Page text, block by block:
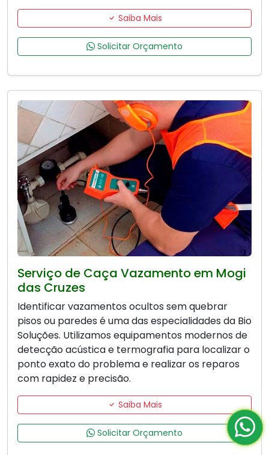
Saiba Mais
Solicitar Orçamento
Serviço de Caça Vazamento em Mogi
das Cruzes
Identificar vazamentos ocultos sem quebrar
pisos ou paredes é uma das especialidades da Bio
Soluções. Utilizamos equipamentos modernos de
detecção acústica e termografia para localizar o
ponto exato do problema e realizar os reparos
com rapidez e precisão.
Saiba Mais
Solicitar Orçamento